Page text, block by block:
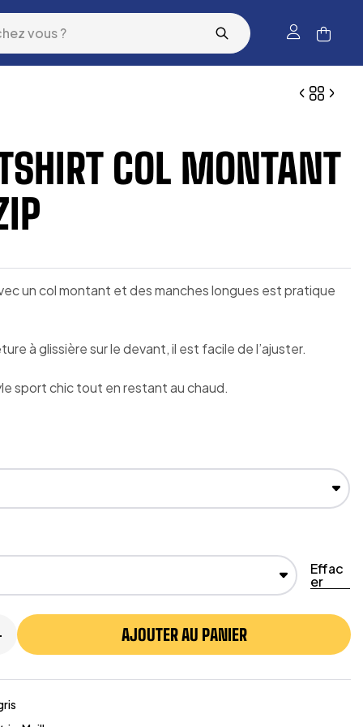
COL MONTANT
un col montant et des manches longues est pratique
à glissière sur le devant, il est facile de l’ajuster.
sport chic tout en restant au chaud.
Effac
er
AJOUTER AU PANIER